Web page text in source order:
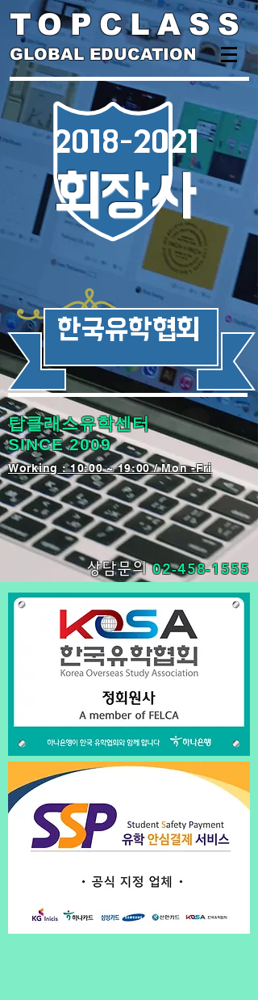
TOPCLASS
GLOBAL EDUCATION
2018-2021
회장사
​한국유학협회
탑클래스유학센터
SINCE 2009
​Working : 10:00 ~ 19:00 / Mon -Fri
상담문의 02-458-1555